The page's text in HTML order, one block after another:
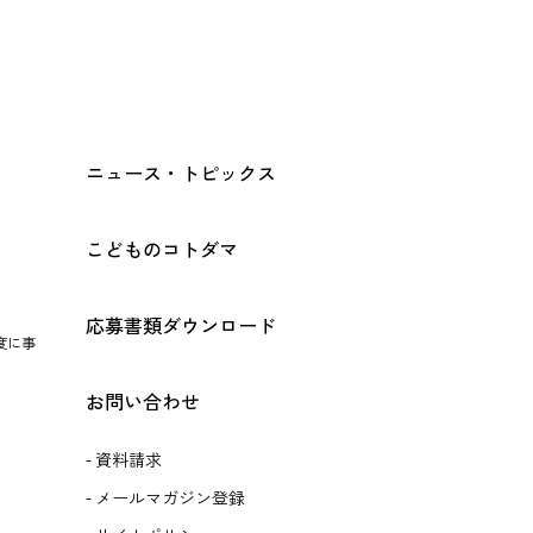
に事
ニュース・トピックス
こどものコトダマ
応募書類ダウンロード
お問い合わせ
資料請求
メールマガジン登録